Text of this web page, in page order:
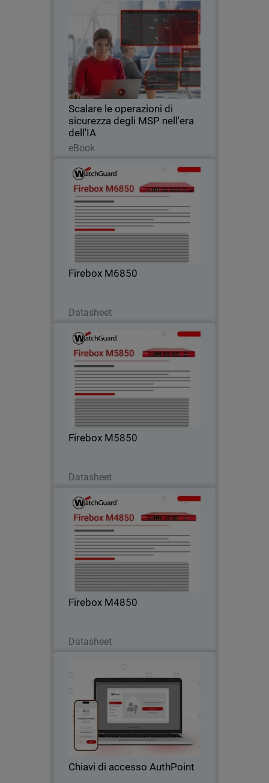
Scalare le operazioni di
sicurezza degli MSP nell'era
dell'IA
eBook
Scalare le operazioni di
sicurezza degli MSP nell'era
dell'IA
Body
Scopri come le operazioni di sicurezza
native per l'IA aiutano gli MSP a scalare i
servizi di cybersecurity, a ridurre il carico
operativo e a difendersi dalle minacce
basate sull'intelligenza…
Firebox M6850
Datasheet
Firebox M6850
Ottieni il massimo margine di
prestazioni per le reti periferiche e ad
alta densità dei data center grazie alla
connettività integrata a 25G, 50G e
Firebox M5850
Datasheet
Firebox M5850
Garantisce prestazioni costanti traffico
crittografato intenso grazie a
connettività alta velocità integrata,
ideale per ambienti campus reti centrali.
Firebox M4850
Datasheet
Firebox M4850
Passa a firewall rackmount con UTM,
VPN e ispezione HTTPS – ideale per chi
supera le soluzioni di fascia media.
Chiavi di accesso AuthPoint
Autenticazione senza password con
chiavi AuthPoint per applicazioni OIDC e
SAML. Previeni furto di credenziali e
attacchi di phishing nel SaaS.